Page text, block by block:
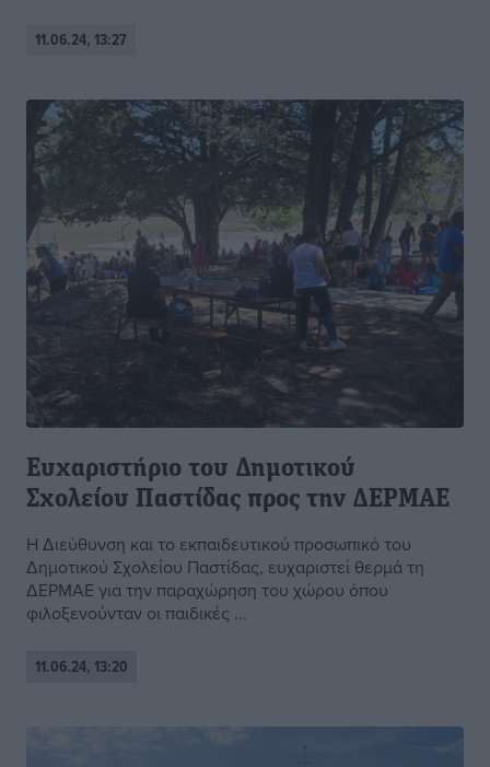
11.06.24, 13:27
Ευχαριστήριο του Δημοτικού
Σχολείου Παστίδας προς την ΔΕΡΜΑΕ
Η Διεύθυνση και το εκπαιδευτικού προσωπικό του
Δημοτικού Σχολείου Παστίδας, ευχαριστεί θερμά τη
ΔΕΡΜΑΕ για την παραχώρηση του χώρου όπου
φιλοξενούνταν οι παιδικές ...
11.06.24, 13:20